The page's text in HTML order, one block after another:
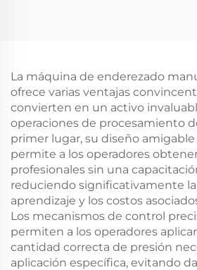
La máquina de enderezado
ofrece varias ventajas
convierten en un activo
operaciones de procesamiento
primer lugar, su diseño amigable
permite a los operadores
profesionales sin una
reduciendo significativamente
aprendizaje y los costos
Los mecanismos de control
permiten a los operadores
cantidad correcta de presión
aplicación específica, evitando